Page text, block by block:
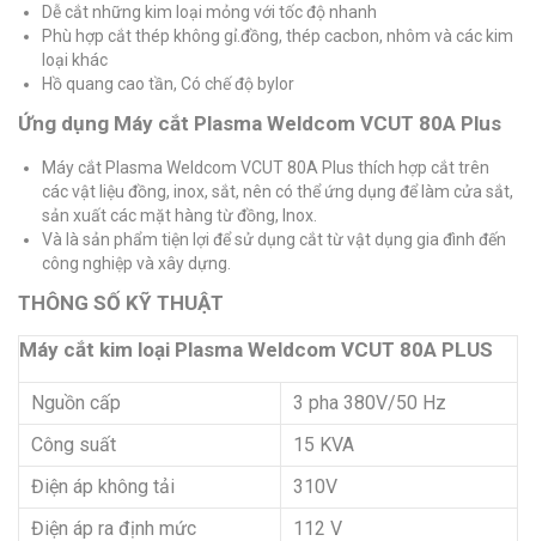
Dễ cắt những kim loại mỏng với tốc độ nhanh
Phù hợp cắt thép không gỉ.đồng, thép cacbon, nhôm và các kim
loại khác
Hồ quang cao tần, Có chế độ bylor
Ứng dụng Máy cắt Plasma Weldcom VCUT 80A Plus
Máy cắt Plasma Weldcom VCUT 80A Plus thích hợp cắt trên
các vật liệu đồng, inox, sắt, nên có thể ứng dụng để làm cửa sắt,
sản xuất các mặt hàng từ đồng, Inox.
Và là sản phẩm tiện lợi để sử dụng cắt từ vật dụng gia đình đến
công nghiệp và xây dựng.
THÔNG SỐ KỸ THUẬT
Máy cắt kim loại Plasma Weldcom VCUT 80A PLUS
Nguồn cấp
3 pha 380V/50 Hz
Công suất
15 KVA
Điện áp không tải
310V
Điện áp ra định mức
112 V